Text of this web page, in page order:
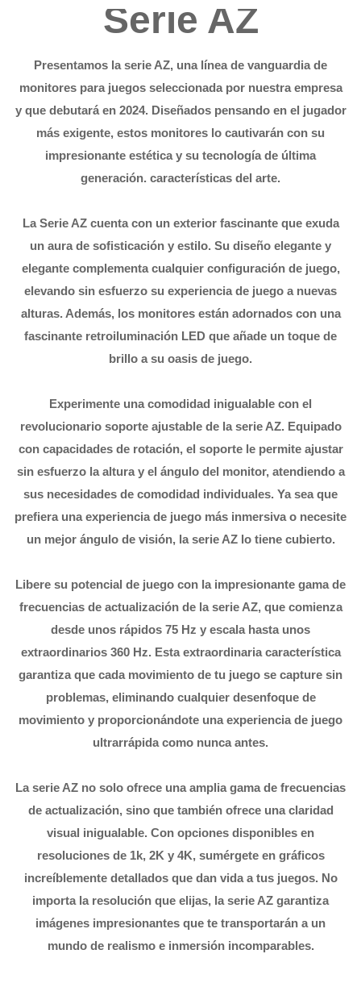
Serie AZ
Presentamos la serie AZ, una línea de vanguardia de
monitores para juegos seleccionada por nuestra empresa
y que debutará en 2024. Diseñados pensando en el jugador
más exigente, estos monitores lo cautivarán con su
impresionante estética y su tecnología de última
generación. características del arte.
La Serie AZ cuenta con un exterior fascinante que exuda
un aura de sofisticación y estilo. Su diseño elegante y
elegante complementa cualquier configuración de juego,
elevando sin esfuerzo su experiencia de juego a nuevas
alturas. Además, los monitores están adornados con una
fascinante retroiluminación LED que añade un toque de
brillo a su oasis de juego.
Experimente una comodidad inigualable con el
revolucionario soporte ajustable de la serie AZ. Equipado
con capacidades de rotación, el soporte le permite ajustar
sin esfuerzo la altura y el ángulo del monitor, atendiendo a
sus necesidades de comodidad individuales. Ya sea que
prefiera una experiencia de juego más inmersiva o necesite
un mejor ángulo de visión, la serie AZ lo tiene cubierto.
Libere su potencial de juego con la impresionante gama de
frecuencias de actualización de la serie AZ, que comienza
desde unos rápidos 75 Hz y escala hasta unos
extraordinarios 360 Hz. Esta extraordinaria característica
garantiza que cada movimiento de tu juego se capture sin
problemas, eliminando cualquier desenfoque de
movimiento y proporcionándote una experiencia de juego
ultrarrápida como nunca antes.
La serie AZ no solo ofrece una amplia gama de frecuencias
de actualización, sino que también ofrece una claridad
visual inigualable. Con opciones disponibles en
resoluciones de 1k, 2K y 4K, sumérgete en gráficos
increíblemente detallados que dan vida a tus juegos. No
importa la resolución que elijas, la serie AZ garantiza
imágenes impresionantes que te transportarán a un
mundo de realismo e inmersión incomparables.